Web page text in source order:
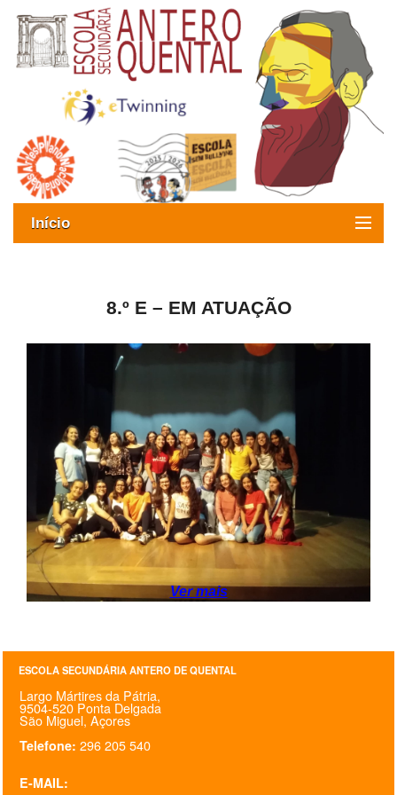
Início
Oferta formativa
Clubes Escolares
Matrículas
FORmaESAQ
@parlamentodosjovens_esaq
@clube_robotica.esaq
ALUNOS
8.º E – EM ATUAÇÃO
Ver mais
ESCOLA SECUNDÁRIA ANTERO DE QUENTAL
Largo Mártires da Pátria,
9504-520 Ponta Delgada
São Miguel, Açores
Telefone: 296 205 540
E-MAIL: